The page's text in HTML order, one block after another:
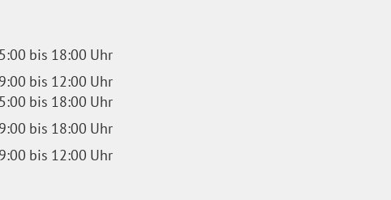
bis 18:00 Uhr
bis 12:00 Uhr
bis 18:00 Uhr
bis 18:00 Uhr
bis 12:00 Uhr